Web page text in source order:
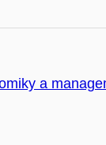
a